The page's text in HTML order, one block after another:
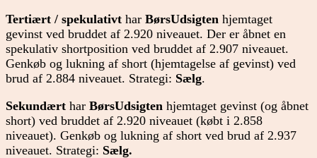
Tertiært / spekulativt har BørsUdsigten hjemtaget
gevinst ved bruddet af 2.920 niveauet. Der er åbnet en
spekulativ shortposition ved bruddet af 2.907 niveauet.
Genkøb og lukning af short (hjemtagelse af gevinst) ved
brud af 2.884 niveauet. Strategi: Sælg.
Sekundært har BørsUdsigten hjemtaget gevinst (og åbnet
short) ved bruddet af 2.920 niveauet (købt i 2.858
niveauet). Genkøb og lukning af short ved brud af 2.937
niveauet. Strategi: Sælg.